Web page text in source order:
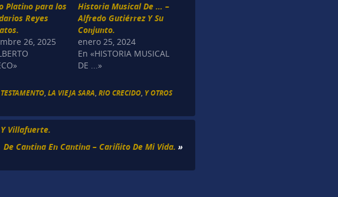
Platino para los
Reyes
26, 2025
Historia Musical De … –
Alfredo Gutiérrez Y Su
Conjunto.
enero 25, 2024
En «HISTORIA MUSICAL
DE ...»
,LA VIEJA SARA ,RIO CRECIDO Y OTROS
Villafuerte.
De Cantina En Cantina – Cariñito De Mi Vida. »